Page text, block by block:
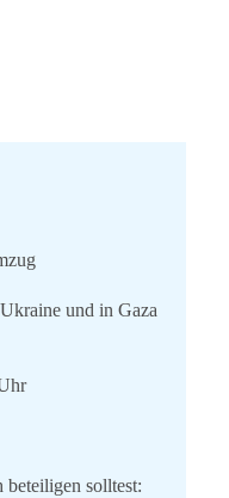
und in Gaza
solltest: